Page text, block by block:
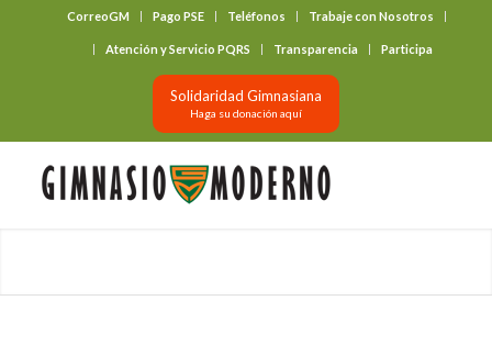
CorreoGM Pago PSE Teléfonos Trabaje con Nosotros
Atención y Servicio PQRS Transparencia Participa
Solidaridad Gimnasiana
Haga su donación aquí